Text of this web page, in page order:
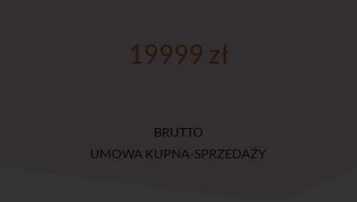
19999 zł
BRUTTO
UMOWA KUPNA-SPRZEDAŻY